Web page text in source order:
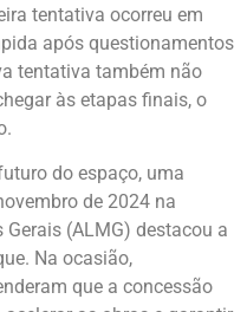
tentativa ocorreu em
após questionamentos
tentativa também não
às etapas finais, o
do espaço, uma
de 2024 na
(ALMG) destacou a
Na ocasião,
que a concessão